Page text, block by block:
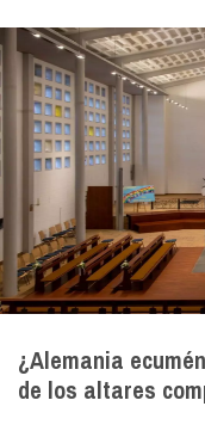
¿Alemania
de los altares